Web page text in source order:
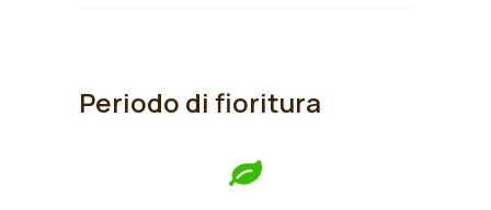
Periodo di fioritura